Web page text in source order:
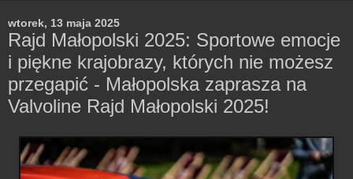
wtorek, 13 maja 2025
Rajd Małopolski 2025: Sportowe emocje
i piękne krajobrazy, których nie możesz
przegapić - Małopolska zaprasza na
Valvoline Rajd Małopolski 2025!